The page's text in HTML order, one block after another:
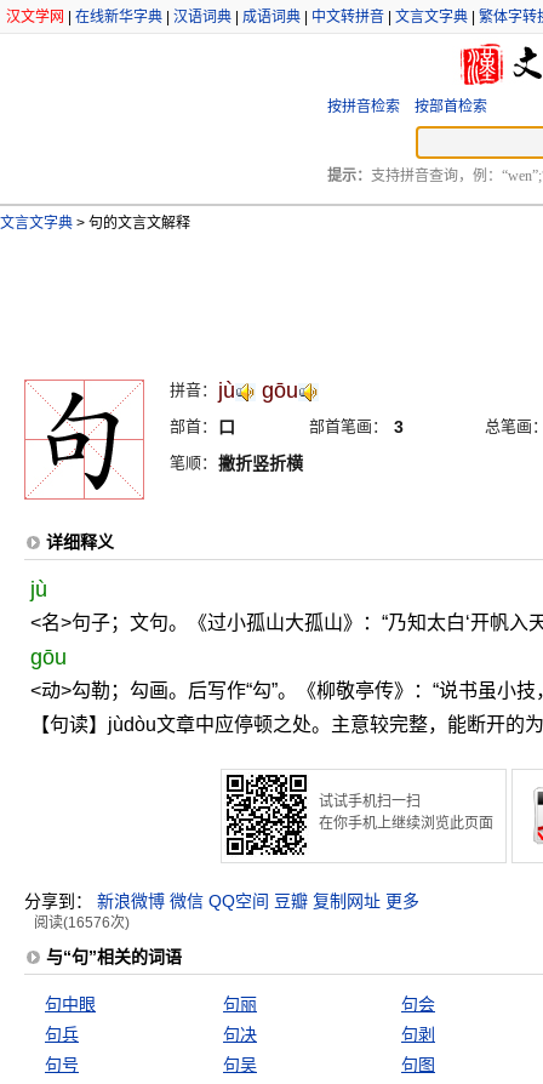
汉文学网 在线新华字典 汉语词典 成语词典 中文转拼音 文言文字典 繁体字转
按拼音检索 按部首检索
提示： 支持拼音查询，例：
文言文字典 > 句的文言文解释
拼音： jù gōu
部首： 口 部首笔画： 3
总笔画
笔顺： 撇折竖折横
详细释义
jù
<名>句子；文句。《过小孤山大孤山》：“乃知太白‘开帆入
gōu
<动>勾勒；勾画。后写作“勾”。《柳敬亭传》：“说书虽小技
【句读】jùdòu文章中应停顿之处。主意较完整，能断开的
试试手机扫一扫
在你手机上继续浏览此页面
分享到： 新浪微博 微信 QQ空间 豆瓣 复制网址 更多
阅读(16576次)
与“句”相关的词语
句中眼 句丽
句会
句兵
句决
句剥
句号
句吴
句图